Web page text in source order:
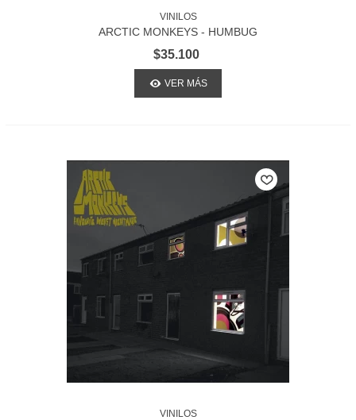
VINILOS
ARCTIC MONKEYS - HUMBUG
$35.100
VER MÁS
VINILOS